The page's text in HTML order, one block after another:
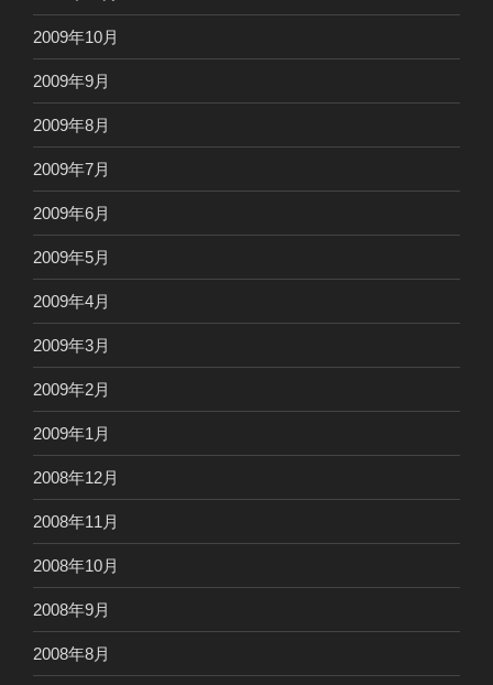
2009年10月
2009年9月
2009年8月
2009年7月
2009年6月
2009年5月
2009年4月
2009年3月
2009年2月
2009年1月
2008年12月
2008年11月
2008年10月
2008年9月
2008年8月